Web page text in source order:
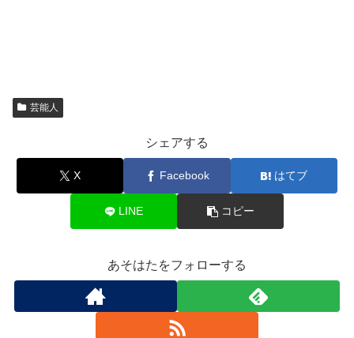
芸能人
シェアする
X Facebook はてブ
LINE コピー
あそはたをフォローする